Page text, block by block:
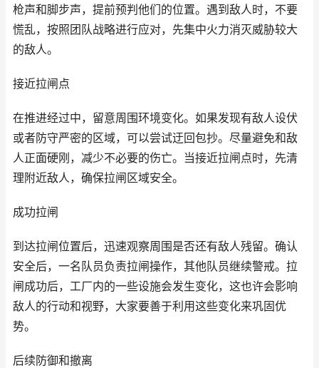
枪声和脚步声，提前预判他们的位置。遇到敌人时，不要
慌乱，按照团队战略进行应对，先集中火力消灭威胁较大
的敌人。
接近拉闸点
在推进经过中，留意周围环境变化。如果发现有敌人设伏
或者防守严密的区域，可以尝试迂回包抄。尽量避免和敌
人正面硬刚，减少不必要的伤亡。当接近拉闸点时，先清
理附近敌人，确保拉闸区域安全。
成功拉闸
到达拉闸位置后，迅速观察周围是否还有敌人残留。确认
安全后，一名队员负责拉闸操作，其他队员继续警戒。拉
闸成功后，工厂内的一些设施会发生变化，这也许会影响
敌人的行动和视野，大家要善于利用这些变化来巩固优
势。
后续防御和撤离